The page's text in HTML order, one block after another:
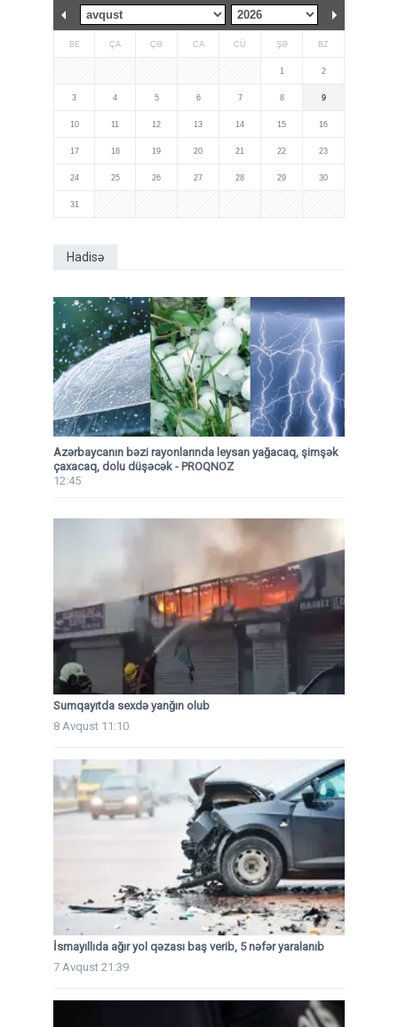
BE ÇA ÇƏ CA CÜ ŞƏ BZ
1 2
3 4 5 6 7 8 9
10 11 12 13 14 15 16
17 18 19 20 21 22 23
24 25 26 27 28 29 30
31
Hadisə
Azərbaycanın bəzi rayonlarında leysan yağacaq, şimşək
çaxacaq, dolu düşəcək - PROQNOZ
12:45
Sumqayıtda sexdə yanğın olub
8 Avqust 11:10
İsmayıllıda ağır yol qəzası baş verib, 5 nəfər yaralanıb
7 Avqust 21:39